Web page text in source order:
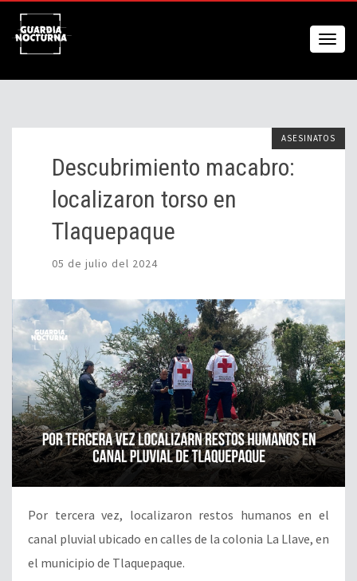
ASESINATOS
Descubrimiento macabro:
localizaron torso en
Tlaquepaque
05 de julio del 2024
Por tercera vez, localizaron restos humanos en el
canal pluvial ubicado en calles de la colonia La Llave, en
el municipio de Tlaquepaque.